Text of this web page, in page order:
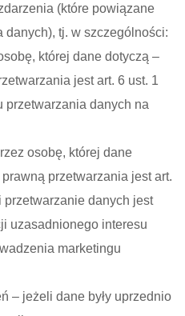
(które powiązane
danych), tj. w szczególności:
której dane dotyczą –
jest art. 6 ust. 1
przetwarzania danych na
osobę, której dane
przetwarzania jest art.
przetwarzanie danych jest
uzasadnionego interesu
marketingu
– jeżeli dane były uprzednio